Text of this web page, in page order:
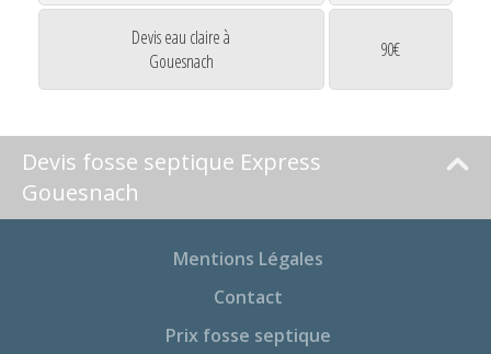
Devis eau claire à
Gouesnach
90€
Devis fosse septique Express
Gouesnach
Mentions Légales
Contact
Prix fosse septique